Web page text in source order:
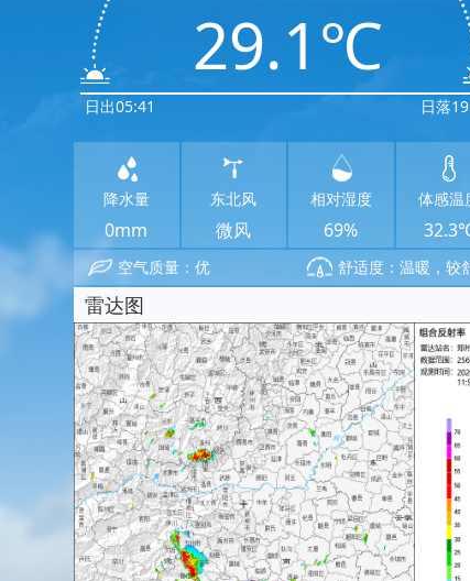
日出05:41
29.1℃
日落
降水量
0mm
东北风
微风
相对湿度
69%
体感温
空气质量：优 舒适度：温暖，较
雷达图